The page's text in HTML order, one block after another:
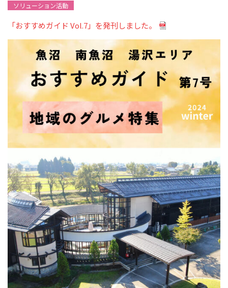
ソリューション活動
「おすすめガイド Vol.7」を発刊しました。